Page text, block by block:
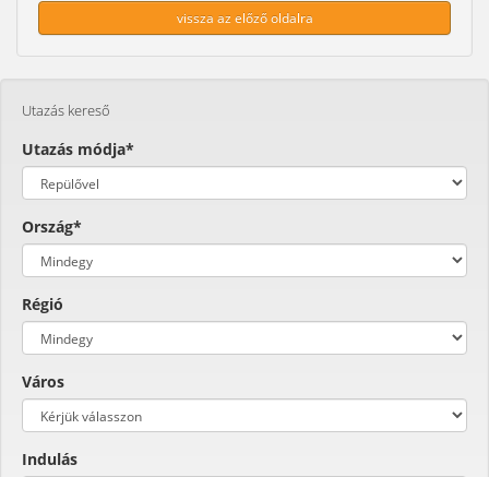
vissza az előző oldalra
Utazás kereső
Utazás módja*
Ország*
Régió
Város
Indulás